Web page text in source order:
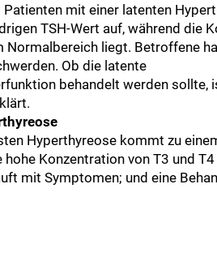
Patienten mit einer latenten
TSH-Wert auf, während die
Normalbereich liegt. Betroffene
Ob die latente
behandelt werden sollte,
Hyperthyreose kommt zu
hohe Konzentration von T3 und T4
mit Symptomen; und eine